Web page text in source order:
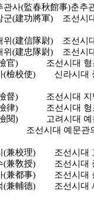
사(監春秋館事)춘추
군(建功將軍) 조선시
위(建信隊尉) 조선시
위(建忠隊尉) 조선시
官) 조선시대 형조(
(檢校使) 신라시대
督) 조선시대 지방
律) 조선시대 형조(
閱) 고려시대 예문
대 예문관의 정 9
(兼校理) 조선시대
(兼敎授) 조선시대
(兼都事) 조선시대
(兼輔德) 조선시대